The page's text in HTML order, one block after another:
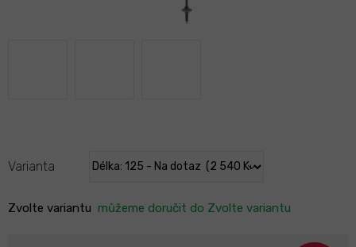
Zvolte variantu můžeme doručit do Zvolte variantu
Varianta